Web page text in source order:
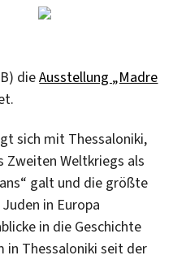
dieAusstellung „Madre
sich mit Thessaloniki,
Zweiten Weltkriegs als
galt und die größte
in Europa
in die Geschichte
in Thessaloniki seit der